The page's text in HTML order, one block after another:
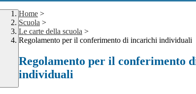
Home >
Scuola >
Le carte della scuola >
Regolamento per il conferimento di incarichi individuali
Regolamento per il conferimento
individuali